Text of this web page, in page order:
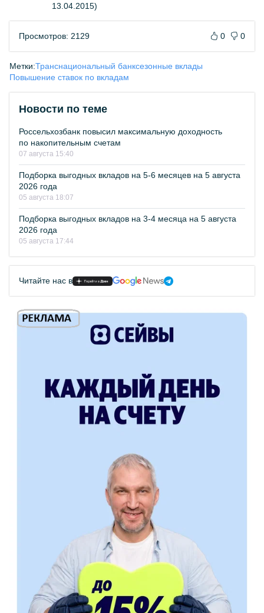
13.04.2015)
Просмотров: 2129 0 0
Метки:Транснациональный банксезонные вклады
Повышение ставок по вкладам
Новости по теме
Россельхозбанк повысил максимальную доходность
по накопительным счетам
07 августа 15:40
Подборка выгодных вкладов на 5-6 месяцев на 5 августа
2026 года
05 августа 18:07
Подборка выгодных вкладов на 3-4 месяца на 5 августа
2026 года
05 августа 17:44
Читайте нас в